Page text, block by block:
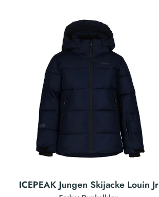
ICEPEAK Jungen Skijacke Louin Jr